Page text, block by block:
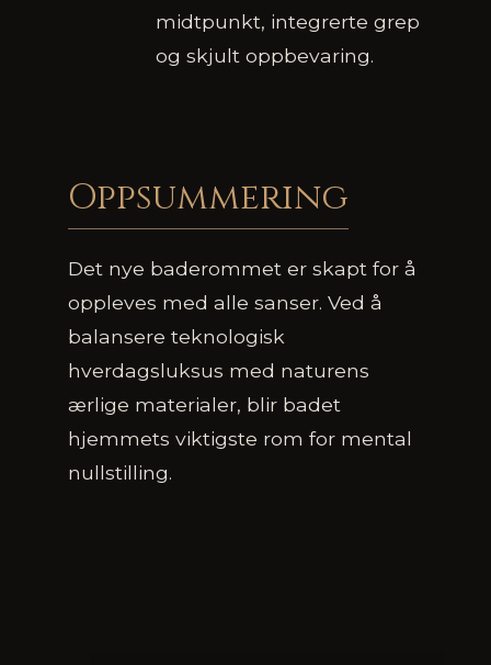
midtpunkt, integrerte grep
og skjult oppbevaring.
Oppsummering
Det nye baderommet er skapt for å
oppleves med alle sanser. Ved å
balansere teknologisk
hverdagsluksus med naturens
ærlige materialer, blir badet
hjemmets viktigste rom for mental
nullstilling.